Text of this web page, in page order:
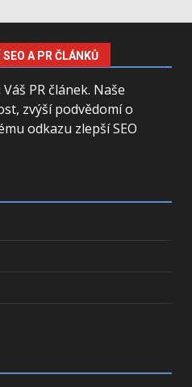
A PR ČLÁNKŮ
PR článek. Naše
zvýší podvědomí o
odkazu zlepší SEO